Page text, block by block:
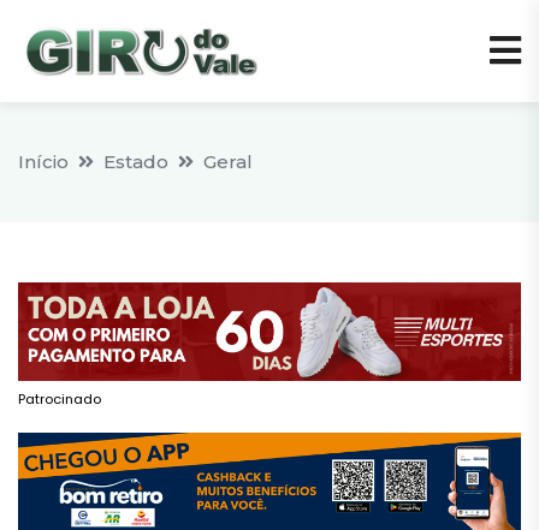
Início Estado Geral
Patrocinado